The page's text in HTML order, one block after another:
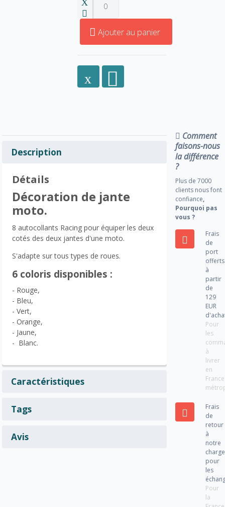
Ajouter au panier
Description
Détails
Décoration de jante
moto.
8 autocollants Racing pour équiper les deux
cotés des deux jantes d'une moto.
S'adapte sur tous types de roues.
6 coloris disponibles :
- Rouge,
- Bleu,
- Vert,
- Orange,
- Jaune,
- Blanc.
Caractéristiques
Tags
Avis
Comment
faisons-nous
la différence
?
Plus de 7000
clients nous font
confiance,
Pourquoi pas
vous ?
Frais
de
port
offerts
à
partir
de
129
EUR
Pour
les
à
livrer
en
France
Frais
de
retour
à
notre
charge
pour
les
Pour
la